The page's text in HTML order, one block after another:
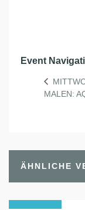
Event
MALEN:
ÄHNLICHE